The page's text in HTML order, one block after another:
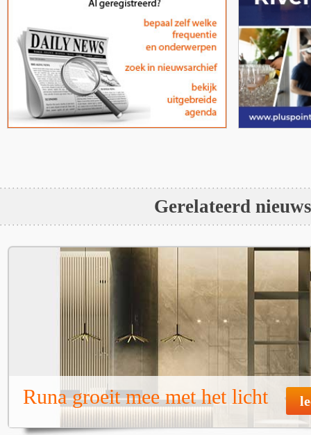
Gerelateerd nieuws
Runa groeit mee met het licht